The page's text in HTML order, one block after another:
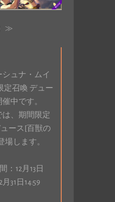
≫
シュナ・ムイ
定召喚 デュー
中です。
は、期間限定
ュース[百獣の
場します。
：12月13日
月31日14:59